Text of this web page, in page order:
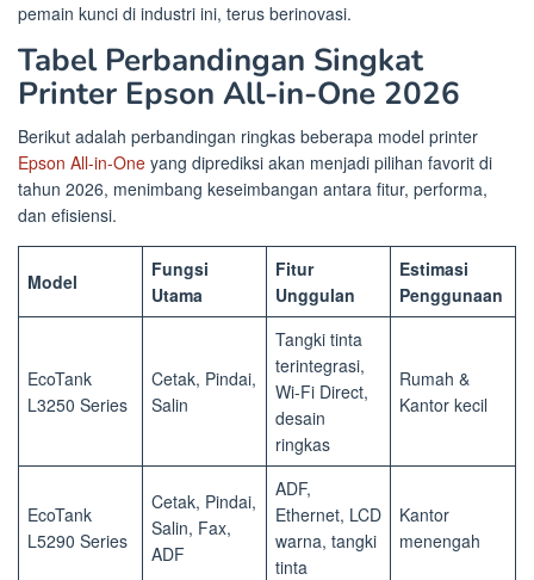
pemain kunci di industri ini, terus berinovasi.
Tabel Perbandingan Singkat
Printer Epson All-in-One 2026
Berikut adalah perbandingan ringkas beberapa model printer
Epson All-in-One yang diprediksi akan menjadi pilihan favorit di
tahun 2026, menimbang keseimbangan antara fitur, performa,
dan efisiensi.
Model
Fungsi
Utama
Fitur
Unggulan
Estimasi
Penggunaan
EcoTank
L3250 Series
Cetak, Pindai,
Salin
Tangki tinta
terintegrasi,
Wi-Fi Direct,
desain
ringkas
Rumah &
Kantor kecil
EcoTank
L5290 Series
Cetak, Pindai,
Salin, Fax,
ADF
ADF,
Ethernet, LCD
warna, tangki
tinta
Kantor
menengah